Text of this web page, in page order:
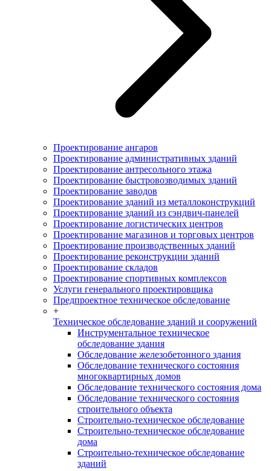
Проектирование ангаров
Проектирование административных зданий
Проектирование антресольного этажа
Проектирование быстровозводимых зданий
Проектирование заводов
Проектирование зданий из металлоконструкций
Проектирование зданий из сэндвич-панелей
Проектирование логистических центров
Проектирование магазинов и торговых центров
Проектирование производственных зданий
Проектирование реконструкции зданий
Проектирование складов
Проектирование спортивных комплексов
Услуги генерального проектировщика
Предпроектное техническое обследование
+
Техническое обследование зданий и сооружений
Инструментальное техническое
обследование здания
Обследование железобетонного здания
Обследование технического состояния
многоквартирных домов
Обследование технического состояния дома
Обследование технического состояния
строительного объекта
Строительно-техническое обследование
Строительно-техническое обследование
дома
Строительно-техническое обследование
зданий